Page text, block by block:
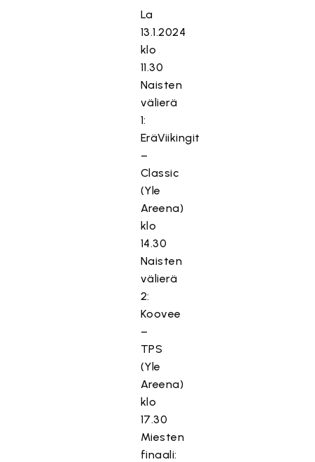
La
13.1.2024
klo
11.30
Naisten
välierä
1:
EräViikingit
–
Classic
(Yle
Areena)
klo
14.30
Naisten
välierä
2:
Koovee
–
TPS
(Yle
Areena)
klo
17.30
Miesten
finaali: